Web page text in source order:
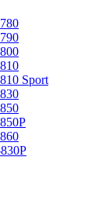
Sport